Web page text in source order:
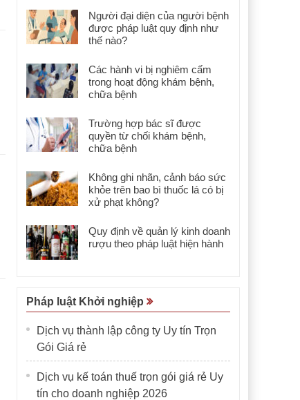
Người đại diện của người bệnh
được pháp luật quy định như
thế nào?
Các hành vi bị nghiêm cấm
trong hoạt động khám bệnh,
chữa bệnh
Trường hợp bác sĩ được
quyền từ chối khám bệnh,
chữa bệnh
Không ghi nhãn, cảnh báo sức
khỏe trên bao bì thuốc lá có bị
xử phạt không?
Quy định về quản lý kinh doanh
rượu theo pháp luật hiện hành
Pháp luật Khởi nghiệp
Dịch vụ thành lập công ty Uy tín Trọn
Gói Giá rẻ
Dịch vụ kế toán thuế trọn gói giá rẻ Uy
tín cho doanh nghiệp 2026